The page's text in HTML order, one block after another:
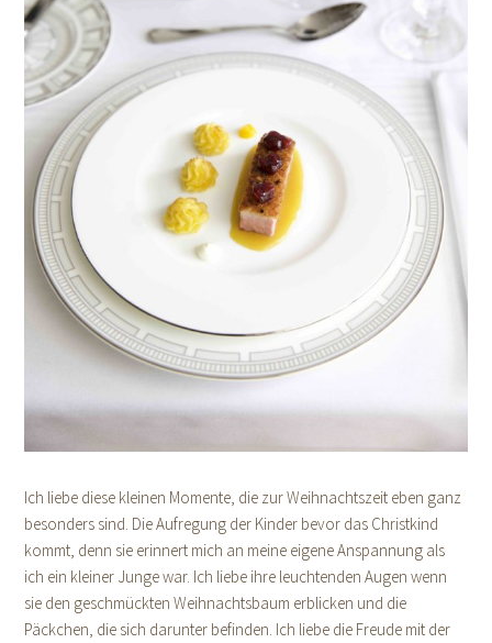
Ich liebe diese kleinen Momente, die zur Weihnachtszeit eben ganz
besonders sind. Die Aufregung der Kinder bevor das Christkind
kommt, denn sie erinnert mich an meine eigene Anspannung als
ich ein kleiner Junge war. Ich liebe ihre leuchtenden Augen wenn
sie den geschmückten Weihnachtsbaum erblicken und die
Päckchen, die sich darunter befinden. Ich liebe die Freude mit der